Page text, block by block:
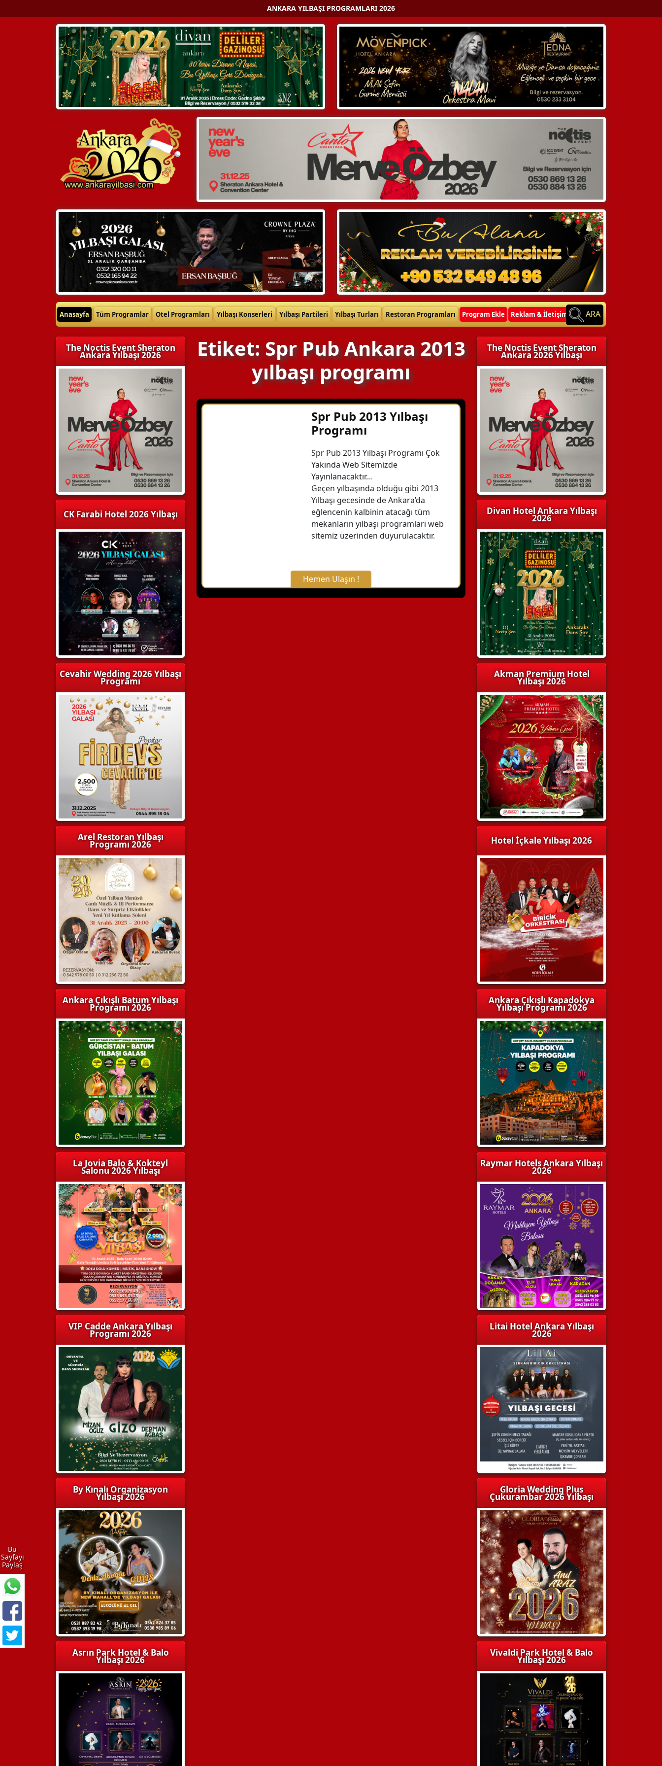
ANKARA YILBAŞI PROGRAMLARI 2026
Anasayfa Tüm Programlar Otel Programları Yılbaşı Konserleri Yılbaşı Partileri Yılbaşı Turları Restoran Programları Program Ekle Reklam & İletişim ARA
The Noctis Event Sheraton
Ankara Yılbaşı 2026
CK Farabi Hotel 2026 Yılbaşı
Cevahir Wedding 2026 Yılbaşı
Programı
Arel Restoran Yılbaşı
Programı 2026
Ankara Çıkışlı Batum Yılbaşı
Programı 2026
La Jovia Balo & Kokteyl
Salonu 2026 Yılbaşı
VIP Cadde Ankara Yılbaşı
Programı 2026
By Kınalı Organizasyon
Yılbaşı 2026
Asrın Park Hotel & Balo
Yılbaşı 2026
Etiket: Spr Pub Ankara 2013
yılbaşı programı
Spr Pub 2013 Yılbaşı
Programı
Spr Pub 2013 Yılbaşı Programı Çok
Yakında Web Sitemizde
Yayınlanacaktır…
Geçen yılbaşında olduğu gibi 2013
Yılbaşı gecesinde de Ankara’da
eğlencenin kalbinin atacağı tüm
mekanların yılbaşı programları web
sitemiz üzerinden duyurulacaktır.
Hemen Ulaşın !
X Kapat
The Noctis Event Sheraton
Ankara 2026 Yılbaşı
Divan Hotel Ankara Yılbaşı
2026
Akman Premium Hotel
Yılbaşı 2026
Hotel İçkale Yılbaşı 2026
Ankara Çıkışlı Kapadokya
Yılbaşı Programı 2026
Raymar Hotels Ankara Yılbaşı
2026
Litai Hotel Ankara Yılbaşı
2026
Gloria Wedding Plus
Çukurambar 2026 Yılbaşı
Vivaldi Park Hotel & Balo
Yılbaşı 2026
Bu
Sayfayı
Paylaş